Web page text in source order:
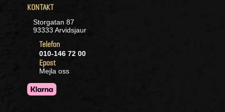
KONTAKT
Storgatan 87
93333 Arvidsjaur
Telefon
010-146 72 00
Epost
Mejla oss